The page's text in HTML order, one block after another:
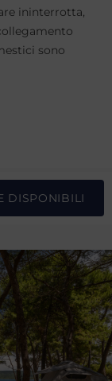
ininterrotta,
sono
DISPONIBILI